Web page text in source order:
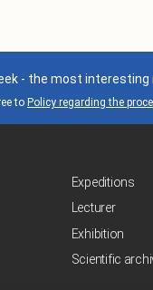
- the most
to Policy regarding the
Expeditions
Lecturer
Exhibition
Scientific